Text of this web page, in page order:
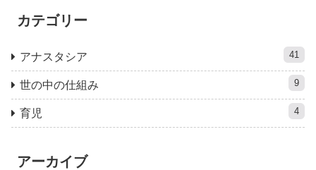
カテゴリー
アナスタシア 41
世の中の仕組み 9
育児 4
アーカイブ